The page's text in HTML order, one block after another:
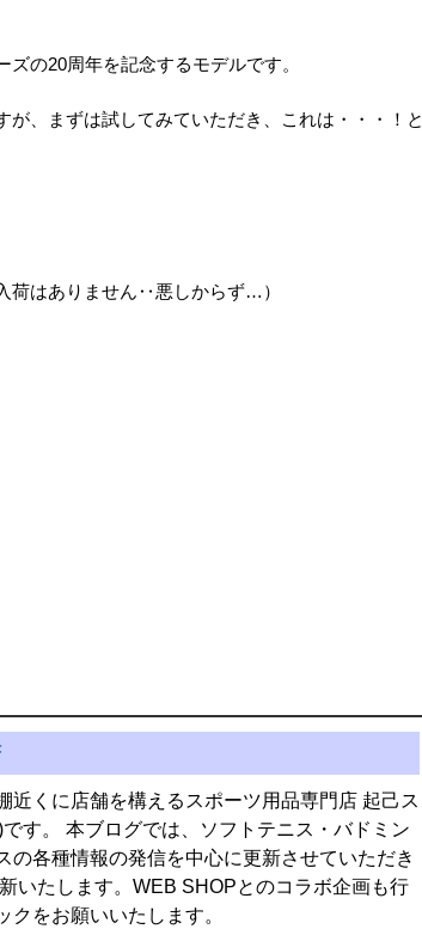
の20周年を記念するモデルです。
が、まずは試してみていただき、これは・・・！と
荷はありません‥悪しからず…）
近くに店舗を構えるスポーツ用品専門店 起己ス
す。 本ブログでは、ソフトテニス・バドミン
の各種情報の発信を中心に更新させていただき
いたします。WEB SHOPとのコラボ企画も行
クをお願いいたします。